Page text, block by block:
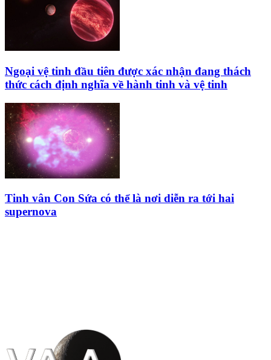
Ngoại vệ tinh đầu tiên được xác nhận đang thách
thức cách định nghĩa về hành tinh và vệ tinh
Tinh vân Con Sứa có thể là nơi diễn ra tới hai
supernova